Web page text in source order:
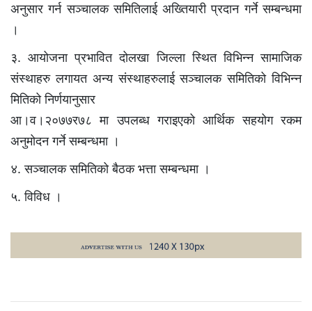
अनुसार गर्न सञ्चालक समितिलाई अख्तियारी प्रदान गर्ने सम्बन्धमा
।
३. आयोजना प्रभावित दोलखा जिल्ला स्थित विभिन्न सामाजिक
संस्थाहरु लगायत अन्य संस्थाहरुलाई सञ्चालक समितिको विभिन्न
मितिको निर्णयानुसार
आ।व।२०७७र७८ मा उपलब्ध गराइएको आर्थिक सहयोग रकम
अनुमोदन गर्ने सम्बन्धमा ।
४. सञ्चालक समितिको बैठक भत्ता सम्बन्धमा ।
५. विविध ।